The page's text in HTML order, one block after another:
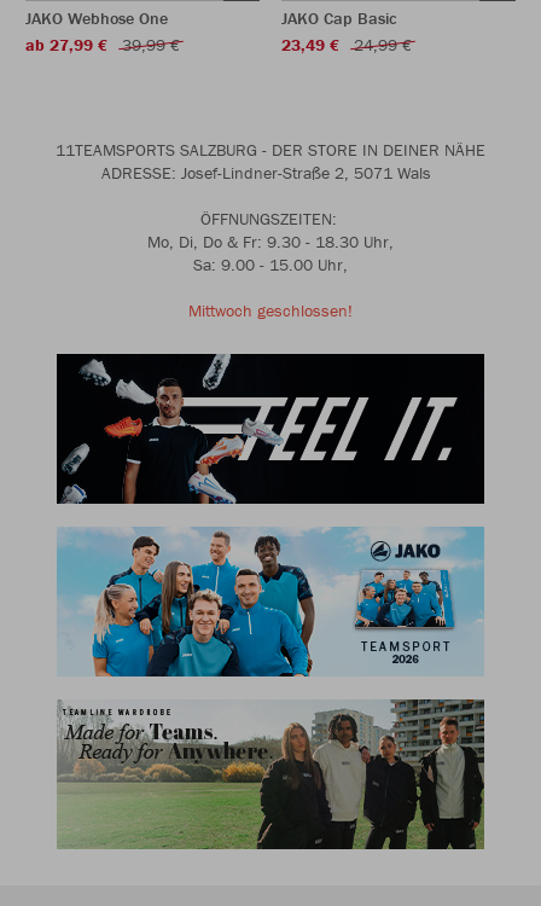
JAKO Webhose One
ab 27,99 €
39,99 €
JAKO Cap Basic
23,49 €
24,99 €
11TEAMSPORTS SALZBURG - DER STORE IN DEINER NÄHE
ADRESSE: Josef-Lindner-Straße 2, 5071 Wals
ÖFFNUNGSZEITEN:
Mo, Di, Do & Fr: 9.30 - 18.30 Uhr,
Sa: 9.00 - 15.00 Uhr,
Mittwoch geschlossen!